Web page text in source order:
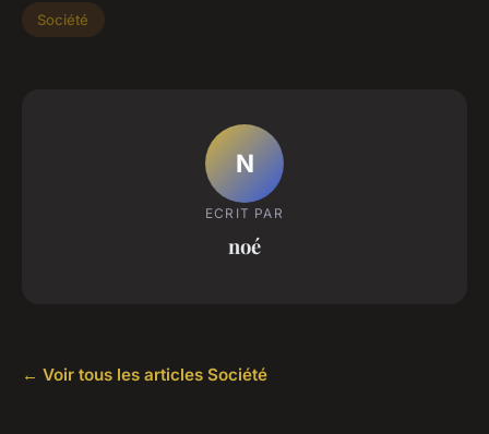
Société
N
ECRIT PAR
noé
← Voir tous les articles Société